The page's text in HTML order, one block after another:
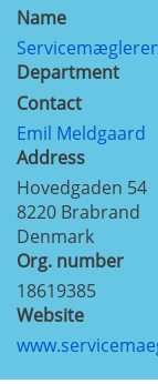
Name
Department
Contact
Emil Meldgaard
Address
Hovedgaden 54
8220 Brabrand
Denmark
Org. number
18619385
Website